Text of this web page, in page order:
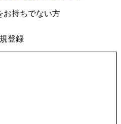
お持ちでない方
登録